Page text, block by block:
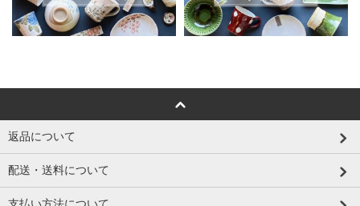
返品について
配送・送料について